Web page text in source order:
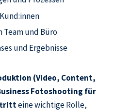
Team und Büro
und Ergebnisse
(Video, Content,
Fotoshooting für
eine wichtige Rolle,